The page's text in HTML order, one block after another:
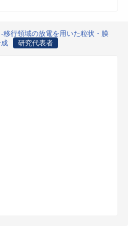
移行領域の放電を用いた粒状・膜
研究代表者